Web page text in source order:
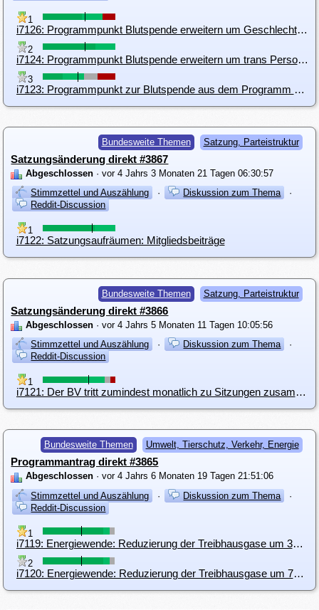
1
i7126: Programmpunkt Blutspende erweitern um Geschlecht, Risikobasiert + Diskriminierungsschutz
2
i7124: Programmpunkt Blutspende erweitern um trans Personen
3
i7123: Programmpunkt zur Blutspende aus dem Programm nehmen
Bundesweite Themen Satzung, Parteistruktur
Satzungsänderung direkt #3867
Abgeschlossen · vor 4 Jahrs 3 Monaten 21 Tagen 06:30:57
Stimmzettel und Auszählung
· Diskussion zum Thema
·
Reddit-Discussion
1
i7122: Satzungsaufräumen: Mitgliedsbeiträge
Bundesweite Themen Satzung, Parteistruktur
Satzungsänderung direkt #3866
Abgeschlossen · vor 4 Jahrs 5 Monaten 11 Tagen 10:05:56
Stimmzettel und Auszählung
· Diskussion zum Thema
·
Reddit-Discussion
1
i7121: Der BV tritt zumindest monatlich zu Sitzungen zusammen.
Bundesweite Themen Umwelt, Tierschutz, Verkehr, Energie
Programmantrag direkt #3865
Abgeschlossen · vor 4 Jahrs 6 Monaten 19 Tagen 21:51:06
Stimmzettel und Auszählung
· Diskussion zum Thema
·
Reddit-Discussion
1
i7119: Energiewende: Reduzierung der Treibhausgase um 30% bis 2025 und um 70 % bis 2030
2
i7120: Energiewende: Reduzierung der Treibhausgase um 70 % bis 2030